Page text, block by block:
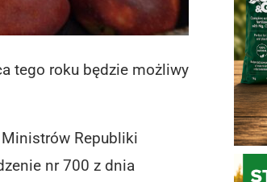
tego roku będzie możliwy
Ministrów Republiki
nr 700 z dnia